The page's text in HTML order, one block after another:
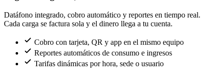
Datáfono integrado, cobro automático y reportes en tiempo real.
Cada carga se factura sola y el dinero llega a tu cuenta.
Cobro con tarjeta, QR y app en el mismo equipo
Reportes automáticos de consumo e ingresos
Tarifas dinámicas por hora, sede o usuario